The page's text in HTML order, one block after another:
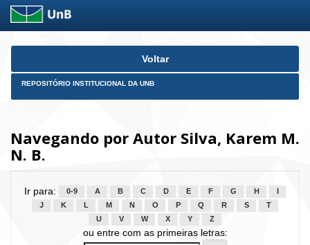
Skip
Voltar
REPOSITÓRIO INSTITUCIONAL DA UNB
Navegando por Autor Silva, Karem M.
N. B.
Ir para: 0-9 A B C D E F G H
J
K L M N O P Q R S
T
U
V W X Y Z
ou entre com as primeiras letras: